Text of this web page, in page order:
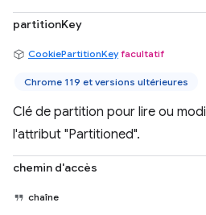
partitionKey
CookiePartitionKey facultatif
Chrome 119 et versions ultérieures
Clé de partition pour lire ou
l'attribut "Partitioned".
chemin d'accès
chaîne